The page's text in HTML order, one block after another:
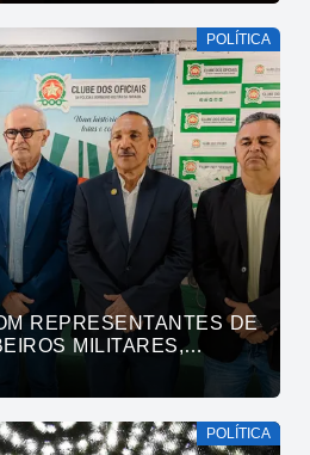
POLÍTICA
REPRESENTANTES DE
MILITARES,
COM DEMANDAS
DE DIÁLOGO
POLÍTICA